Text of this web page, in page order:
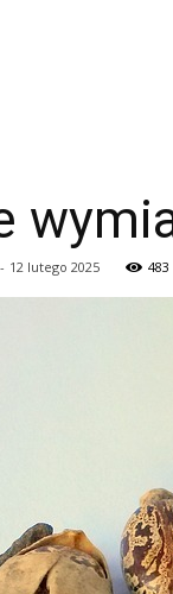
- 12 lutego 2025 483